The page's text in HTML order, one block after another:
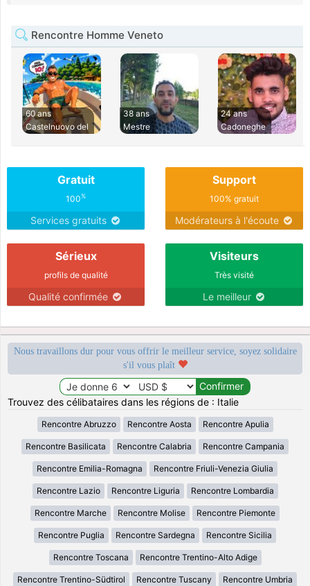
Rencontre Homme Veneto
60 ans
Castelnuovo del
38 ans
Mestre
24 ans
Cadoneghe
Gratuit
100%
Services gratuits
Support
100% gratuit
Modérateurs à l'écoute
Sérieux
profils de qualité
Qualité confirmée
Visiteurs
Très visité
Le meilleur
Nous travaillons dur pour vous offrir le meilleur service, soyez solidaire
s'il vous plaît
Trouvez des célibataires dans les régions de : Italie
Rencontre Abruzzo Rencontre Aosta Rencontre Apulia
Rencontre Basilicata Rencontre Calabria Rencontre Campania
Rencontre Emilia-Romagna Rencontre Friuli-Venezia Giulia
Rencontre Lazio Rencontre Liguria Rencontre Lombardia
Rencontre Marche Rencontre Molise Rencontre Piemonte
Rencontre Puglia Rencontre Sardegna Rencontre Sicilia
Rencontre Toscana Rencontre Trentino-Alto Adige
Rencontre Trentino-Südtirol Rencontre Tuscany Rencontre Umbria